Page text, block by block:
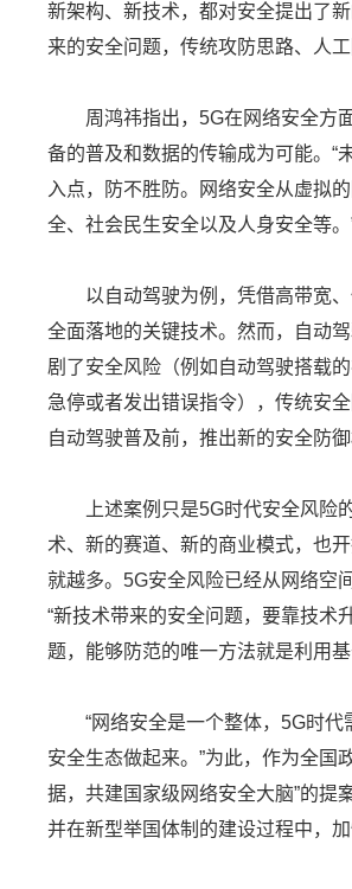
新架构、新技术，都对安全提出了
来的安全问题，传统攻防思路、人
周鸿祎指出，5G在网络安全方
备的普及和数据的传输成为可能。“
入点，防不胜防。网络安全从虚拟
全、社会民生安全以及人身安全等。
以自动驾驶为例，凭借高带宽
全面落地的关键技术。然而，自动
剧了安全风险（例如自动驾驶搭载
急停或者发出错误指令），传统安
自动驾驶普及前，推出新的安全防御
上述案例只是5G时代安全风险
术、新的赛道、新的商业模式，也
就越多。5G安全风险已经从网络空
“新技术带来的安全问题，要靠技术
题，能够防范的唯一方法就是利用
“网络安全是一个整体，5G时
安全生态做起来。”为此，作为全国
据，共建国家级网络安全大脑”的提
并在新型举国体制的建设过程中，